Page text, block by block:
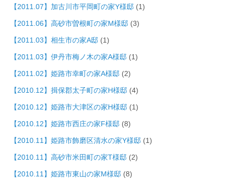
【2011.07】加古川市平岡町の家Y様邸 (1)
【2011.06】高砂市曽根町の家M様邸 (3)
【2011.03】相生市の家A邸 (1)
【2011.03】伊丹市梅ノ木の家A様邸 (1)
【2011.02】姫路市幸町の家A様邸 (2)
【2010.12】揖保郡太子町の家H様邸 (4)
【2010.12】姫路市大津区の家H様邸 (1)
【2010.12】姫路市西庄の家F様邸 (8)
【2010.11】姫路市飾磨区清水の家Y様邸 (1)
【2010.11】高砂市米田町の家T様邸 (2)
【2010.11】姫路市東山の家M様邸 (8)